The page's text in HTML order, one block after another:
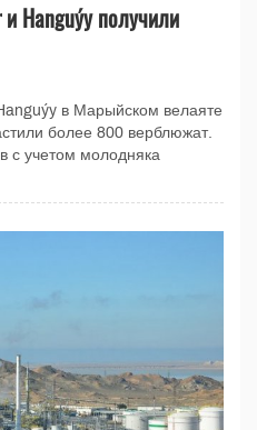
Hanguýy получили
в Марыйском велаяте
более 800 верблюжат.
с учетом молодняка